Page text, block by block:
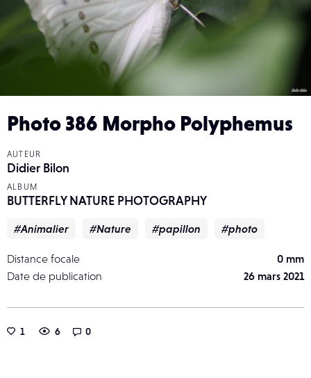
Photo 386 Morpho Polyphemus
AUTEUR
Didier Bilon
ALBUM
BUTTERFLY NATURE PHOTOGRAPHY
#Animalier #Nature #papillon #photo
Distance focale
0 mm
Date de publication
26 mars 2021
1 6 0